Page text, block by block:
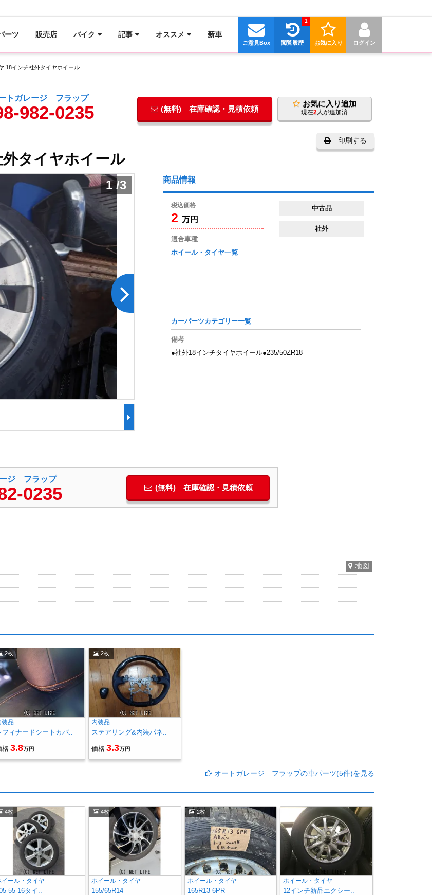
ーツ 販売店 バイク 記事 オススメ 新車
ログイン
お気に入り
閲覧履歴
1
ご意見Box
18インチ社外タイヤホイール
トガレージ フラップ
982-0235 (無料) 在庫確認・見積依頼
お気に入り追加
現在2人が追加済
印刷する
タイヤホイール
商品情報
税込価格
2万円
中古品
社外
適合車種
ホイール・タイヤ一覧
カーパーツカテゴリー一覧
備考
●社外18インチタイヤホイール●235/50ZR18
1/3
ジ フラップ
0235 (無料) 在庫確認・見積依頼
地図
2枚
装品
フィナードシートカバ..
格 3.8万円
2枚
内装品
ステアリング&内装パネ..
価格 3.3万円
オートガレージ フラップの車パーツ(5件)を見る
4枚
イール・タイヤ
55-16タイ..
4枚
ホイール・タイヤ
155/65R14
2枚
ホイール・タイヤ
165R13 6PR
ホイール・タイヤ
12インチ新品エクシー..